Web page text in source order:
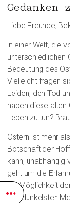
Gedanken
Liebe Freunde,
in einer Welt, die
unterschiedlichen
Bedeutung des
Vielleicht fragen
Leiden, den Tod
haben diese
Leben zu tun?
Ostern ist mehr
Botschaft der
kann, unabhängig
geht um die
die Möglichkeit
den dunkelsten